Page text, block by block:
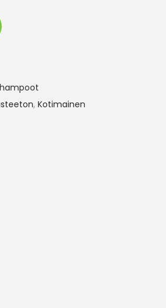
, Kotimainen